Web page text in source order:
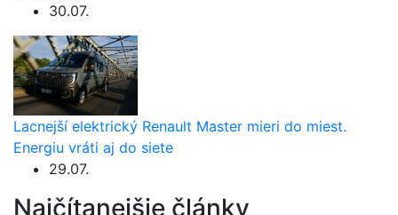
30.07.
Lacnejší elektrický Renault Master mieri do miest.
Energiu vráti aj do siete
29.07.
Najčítanejšie články